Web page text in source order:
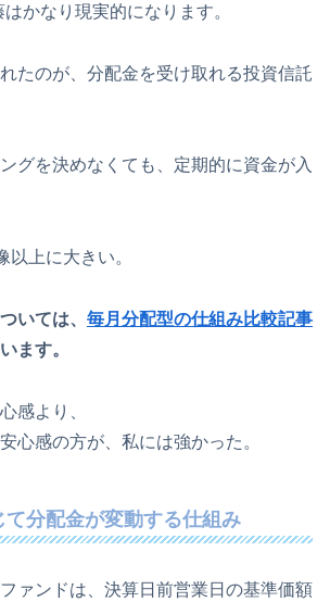
かなり現実的になります。
たのが、分配金を受け取れる投資信託
グを決めなくても、定期的に資金が入
以上に大きい。
いては、 毎月分配型の仕組み比較記事
ます。
感より、
心感の方が、私には強かった。
分配金が変動する仕組み
ァンドは、決算日前営業日の基準価額